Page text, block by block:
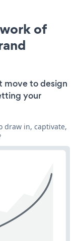
of
move to design
your
draw in, captivate,